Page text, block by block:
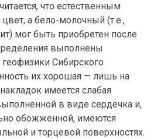
что естественным
а бело-молочный (т.е.,
мог быть приобретен после
выполнены
геофизики Сибирского
их хорошая — лишь на
имеется слабая
в виде сердечка и,
обожженной, имеются
и торцевой поверхностях.